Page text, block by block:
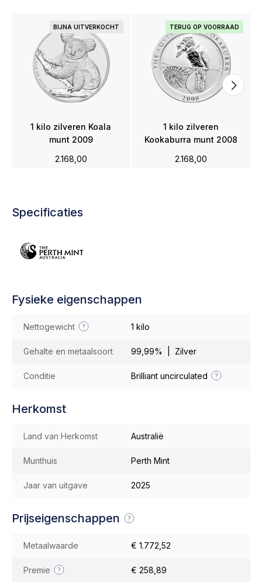
BIJNA UITVERKOCHT
1 kilo zilveren Koala
munt 2009
2.168,00
TERUG OP VOORRAAD
1 kilo zilveren
Kookaburra munt 2008
2.168,00
Specificaties
Fysieke eigenschappen
Nettogewicht 1 kilo
Gehalte en metaalsoort 99,99% | Zilver
Conditie Brilliant uncirculated
Herkomst
Land van Herkomst Australië
Munthuis Perth Mint
Jaar van uitgave 2025
Prijseigenschappen
Metaalwaarde € 1.772,52
Premie € 258,89